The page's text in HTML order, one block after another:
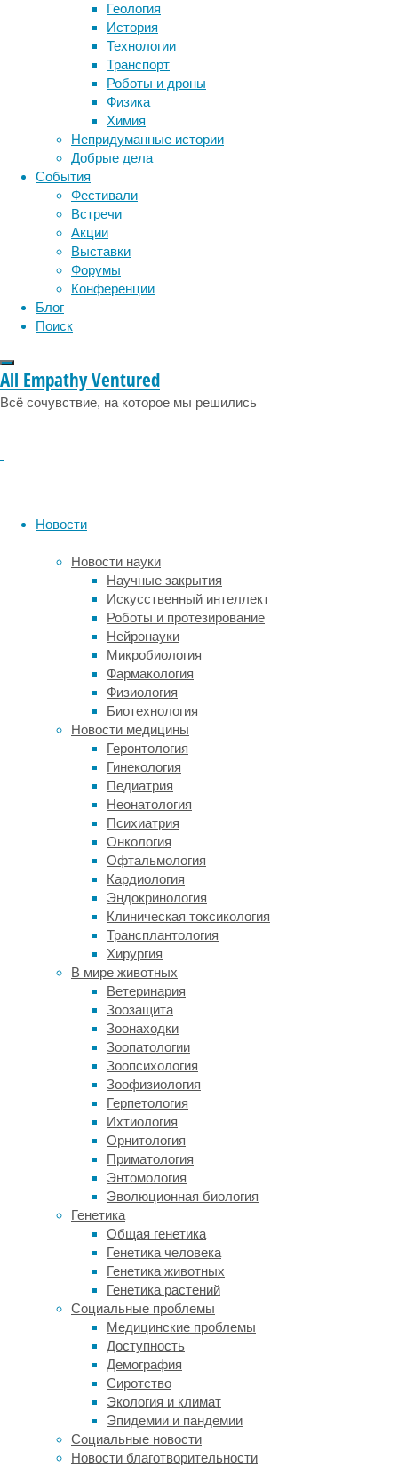
Геология
История
Технологии
Транспорт
Роботы и дроны
Физика
Химия
Непридуманные истории
Добрые дела
События
Фестивали
Встречи
Акции
Выставки
Форумы
Конференции
Блог
Поиск
All Empathy Ventured
Всё сочувствие, на которое мы решились
Новости
Новости науки
Научные закрытия
Искусственный интеллект
Роботы и протезирование
Нейронауки
Микробиология
Фармакология
Физиология
Биотехнология
Новости медицины
Геронтология
Гинекология
Педиатрия
Неонатология
Психиатрия
Онкология
Офтальмология
Кардиология
Эндокринология
Клиническая токсикология
Трансплантология
Хирургия
В мире животных
Ветеринария
Зоозащита
Зоонаходки
Зоопатологии
Зоопсихология
Зоофизиология
Герпетология
Ихтиология
Орнитология
Приматология
Энтомология
Эволюционная биология
Генетика
Общая генетика
Генетика человека
Генетика животных
Генетика растений
Социальные проблемы
Медицинские проблемы
Доступность
Демография
Сиротство
Экология и климат
Эпидемии и пандемии
Социальные новости
Новости благотворительности
Экстремальными
называют
природные
пожары,
которые
влекут
за
собой
значительные
экологические,
экономические
и
социальные
последствия
большого
количества
атмосферу.
были,
например,
пожары
летом
2019
2020
года
Австралии,
которые
привели
смерти
почти
трех
миллиардов
позвоночных
животных
выжгли
ареалы
116
видов
растений.
Несмотря
на
рост
засушливости
пожароопасных
регионах
планеты,
до
сих
временные
тренды
этих
явлений
систематически
не
анализировались.
Ученые
под
руководством
Калума
Каннингема
(Calum
инструменты и методы
исследования
лекарства медицина
мозг наука
нейробиология
нейрофизиология
поведение
сон социальные проблемы
физиология
эмоции эпидемия